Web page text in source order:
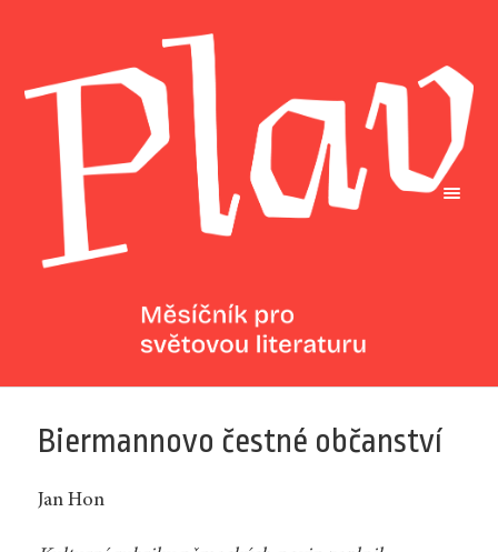
Biermannovo čestné občanství
Jan Hon